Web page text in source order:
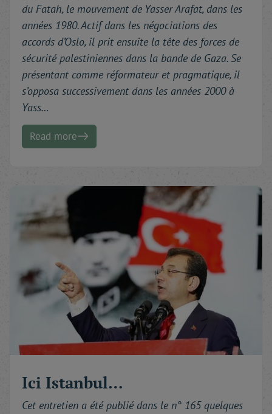
du Fatah, le mouvement de Yasser Arafat, dans les
années 1980. Actif dans les négociations des
accords d’Oslo, il prit ensuite la tête des forces de
sécurité palestiniennes dans la bande de Gaza. Se
présentant comme réformateur et pragmatique, il
s’opposa successivement dans les années 2000 à
Yass…
Read more
Ici Istanbul…
Cet entretien a été publié dans le n° 165 quelques